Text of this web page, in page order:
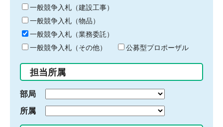
キ
ー
ワ
ー
ド
入
力
一般競争入札（建設工事）
一般競争入札（物品）
一般競争入札（業務委託）
一般競争入札（その他）
公募型プロポーザル
担当所属
部局
所属